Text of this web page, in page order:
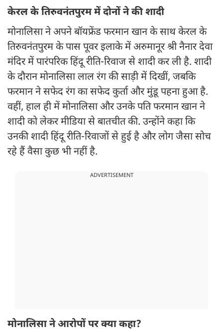
केरल के तिरुवनंतपुरम में दोनों ने की शादी
मोनालिसा ने अपने बॉयफ्रेंड फरमान खान के साथ केरल के
तिरुवनंतपुरम के पास पूवर इलाके में अरुमानूर श्री नैनार देवा
मंदिर में पारंपरिक हिंदू रीति-रिवाज से शादी कर ली है. शादी
के दौरान मोनालिसा लाल रंग की साड़ी में दिखीं, जबकि
फरमान ने सफेद रंग का सफेद कुर्ता और मुंडू पहना हुआ है.
वहीं, हाल ही में मोनालिसा और उनके पति फरमान खान ने
शादी को लेकर मीडिया से बातचीत की. उन्होंने कहा कि
उनकी शादी हिंदू रीति-रिवाजों से हुई है और लोग जैसा सोच
रहे हैं वैसा कुछ भी नहीं है.
ADVERTISEMENT
मोनालिसा ने आरोपों पर क्या कहा?